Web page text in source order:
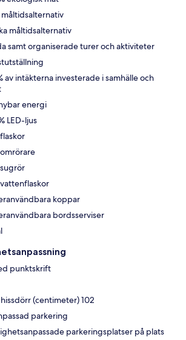
måltidsalternativ
måltidsalternativ
samt organiserade turer och aktiviteter
av intäkterna investerade i samhälle och
energi
LED-ljus
koppar
bordsserviser
punktskrift
(centimeter) 102
parkering
parkeringsplatser på plats